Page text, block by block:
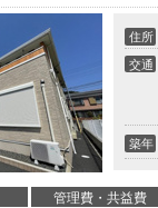
住所
交通
築年
管理費・共益費